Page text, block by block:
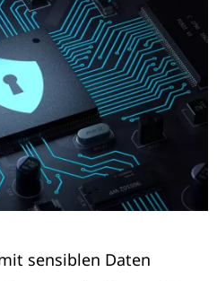
sensiblen Daten